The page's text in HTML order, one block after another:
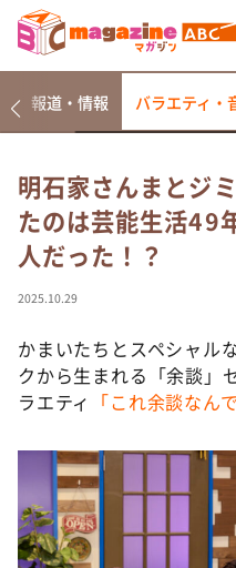
なるみ・岡村の過ぎる
相席食堂
これ余談なんですけど・
て真剣です
探偵！ナイトスクープ
news おかえり
河合＆A.B.C-Z塚田×福
（news おかえり）
DAIGOも台所 ～きょ
本日はダイアンなり！
報道・情報 バラエティ・
明石家さんまとジ
たのは芸能生活49
人だった！？
2025.10.29
かまいたちとスペシャル
クから生まれる「余談」
ラエティ 「これ余談なん